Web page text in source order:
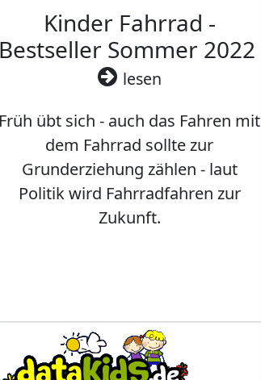
Kinder Fahrrad -
Bestseller Sommer 2022
lesen
Früh übt sich - auch das Fahren mit
dem Fahrrad sollte zur
Grunderziehung zählen - laut
Politik wird Fahrradfahren zur
Zukunft.